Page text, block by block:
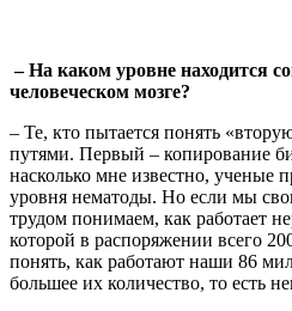
– На каком уровне находится
человеческом мозге?
– Те, кто пытается понять
путями. Первый – копирование
насколько мне известно, ученые
уровня нематоды. Но если мы
трудом понимаем, как работает
которой в распоряжении всего
понять, как работают наши 86
большее их количество, то есть